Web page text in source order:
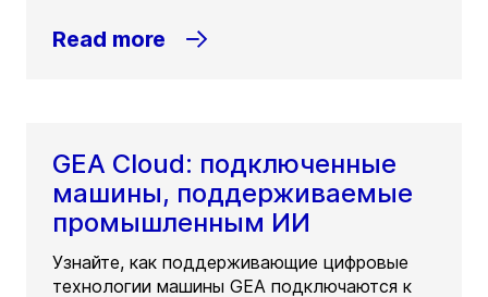
Read more
GEA Cloud: подключенные
машины, поддерживаемые
промышленным ИИ
Узнайте, как поддерживающие цифровые
технологии машины GEA подключаются к